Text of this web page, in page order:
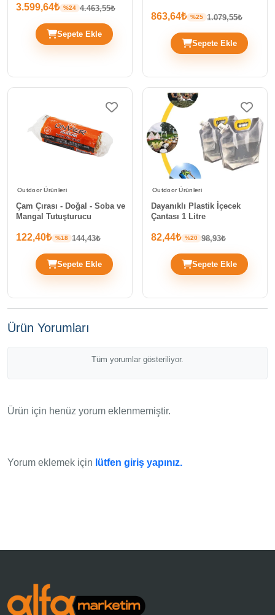
3.599,64₺ %24 4.463,55₺
Sepete Ekle
863,64₺ %25 1.079,55₺
Sepete Ekle
Outdoor Ürünleri
Çam Çırası - Doğal - Soba ve
Mangal Tutuşturucu
122,40₺ %18 144,43₺
Sepete Ekle
Outdoor Ürünleri
Dayanıklı Plastik İçecek
Çantası 1 Litre
82,44₺ %20 98,93₺
Sepete Ekle
Ürün Yorumları
Tüm yorumlar gösteriliyor.
Ürün için henüz yorum eklenmemiştir.
Yorum eklemek için lütfen giriş yapınız.